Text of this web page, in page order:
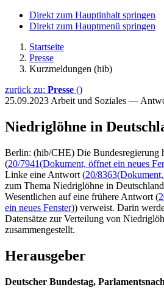
Direkt zum Hauptinhalt springen
Direkt zum Hauptmenü springen
Startseite
Presse
Kurzmeldungen (hib)
zurück zu: Presse ()
25.09.2023 Arbeit und Soziales —
Niedriglöhne in
Berlin: (hib/CHE) Die Bundesregierung
(20/7941(Dokument, öffnet ein neues
Linke eine Antwort (20/8363
zum Thema Niedriglöhne in
Wesentlichen auf eine frühere Antwort (
ein neues Fenster)) verweist. Darin
Datensätze zur Verteilung von
zusammengestellt.
Herausgeber
Deutscher Bundestag,